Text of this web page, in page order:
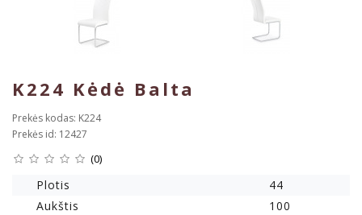
K224 Kėdė Balta
Prekės kodas: K224
Prekės id: 12427
(0)
Plotis
44
Aukštis
100